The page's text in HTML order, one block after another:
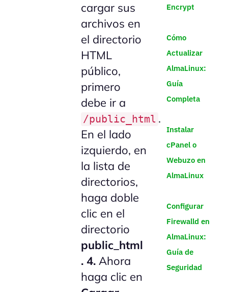
cargar sus
archivos en
el directorio
HTML
público,
primero
debe ir a
/public_html .
En el lado
izquierdo, en
la lista de
directorios,
haga doble
clic en el
directorio
public_html
. 4. Ahora
haga clic en
Encrypt
Cómo
Actualizar
AlmaLinux:
Guía
Completa
Instalar
cPanel o
Webuzo en
AlmaLinux
Configurar
Firewalld en
AlmaLinux:
Guía de
Seguridad